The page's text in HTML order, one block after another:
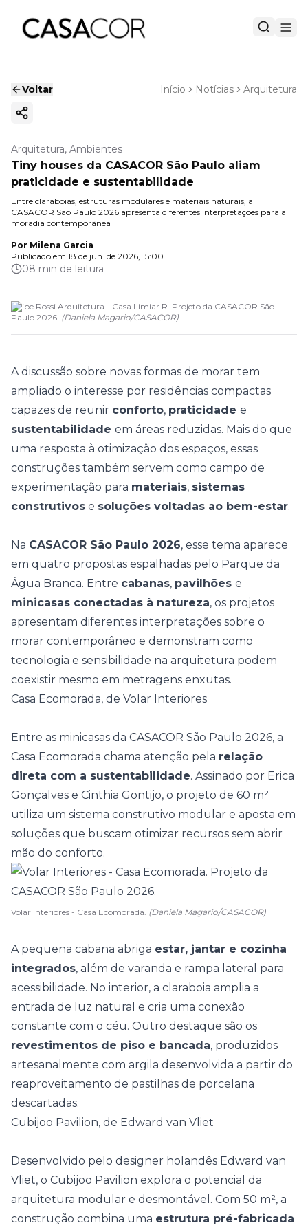
Voltar Início Notícias Arquitetura
Copiar link
Arquitetura, Ambientes
Tiny houses da CASACOR São Paulo aliam
praticidade e sustentabilidade
Entre claraboias, estruturas modulares e materiais naturais, a
CASACOR São Paulo 2026 apresenta diferentes interpretações para a
moradia contemporânea
Por Milena Garcia
Publicado em 18 de jun. de 2026, 15:00
08 min de leitura
Felipe Rossi Arquitetura - Casa Limiar R. Projeto da CASACOR São
Paulo 2026. (Daniela Magario/CASACOR)
A discussão sobre novas formas de morar tem
ampliado o interesse por residências compactas
capazes de reunir conforto, praticidade e
sustentabilidade em áreas reduzidas. Mais do que
uma resposta à otimização dos espaços, essas
construções também servem como campo de
experimentação para materiais, sistemas
construtivos e soluções voltadas ao bem-estar.
Na CASACOR São Paulo 2026, esse tema aparece
em quatro propostas espalhadas pelo Parque da
Água Branca. Entre cabanas, pavilhões e
minicasas conectadas à natureza, os projetos
apresentam diferentes interpretações sobre o
morar contemporâneo e demonstram como
tecnologia e sensibilidade na arquitetura podem
coexistir mesmo em metragens enxutas.
Casa Ecomorada, de Volar Interiores
Entre as minicasas da CASACOR São Paulo 2026, a
Casa Ecomorada chama atenção pela relação
direta com a sustentabilidade. Assinado por Erica
Gonçalves e Cinthia Gontijo, o projeto de 60 m²
utiliza um sistema construtivo modular e aposta em
soluções que buscam otimizar recursos sem abrir
mão do conforto.
Volar Interiores - Casa Ecomorada. (Daniela Magario/CASACOR)
A pequena cabana abriga estar, jantar e cozinha
integrados, além de varanda e rampa lateral para
acessibilidade. No interior, a claraboia amplia a
entrada de luz natural e cria uma conexão
constante com o céu. Outro destaque são os
revestimentos de piso e bancada, produzidos
artesanalmente com argila desenvolvida a partir do
reaproveitamento de pastilhas de porcelana
descartadas.
Cubijoo Pavilion, de Edward van Vliet
Desenvolvido pelo designer holandês Edward van
Vliet, o Cubijoo Pavilion explora o potencial da
arquitetura modular e desmontável . Com 50 m², a
construção combina uma estrutura pré-fabricada